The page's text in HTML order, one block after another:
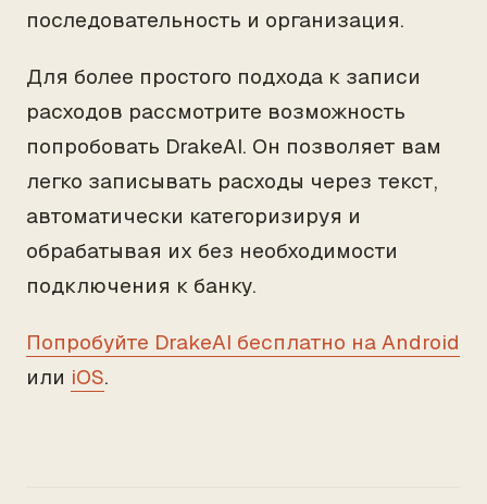
последовательность и организация.
Для более простого подхода к записи
расходов рассмотрите возможность
попробовать DrakeAI. Он позволяет вам
легко записывать расходы через текст,
автоматически категоризируя и
обрабатывая их без необходимости
подключения к банку.
Попробуйте DrakeAI бесплатно на Android
или iOS.